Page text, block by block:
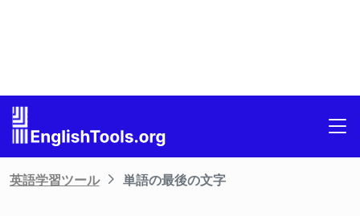
英語学習ツール 単語の最後の文字